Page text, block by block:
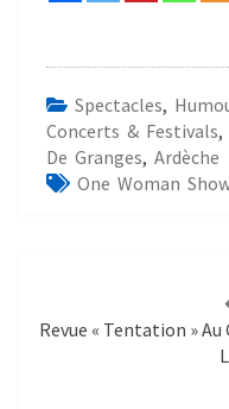
Spectacles,
Concerts & Festivals,
De Granges, Ardèche
One Woman Show
Revue « Tentation »